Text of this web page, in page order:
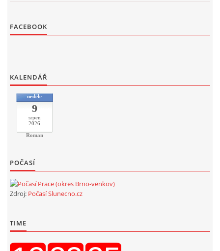
FACEBOOK
KALENDÁŘ
neděle
9
srpen
2026
Roman
POČASÍ
Zdroj: Počasí Slunecno.cz
TIME